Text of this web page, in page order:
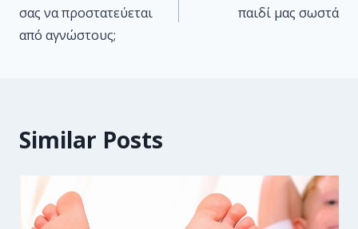
σας να προστατεύεται
από αγνώστους;
παιδί μας σωστά
Similar Posts